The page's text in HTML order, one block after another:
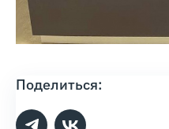
Поделиться: